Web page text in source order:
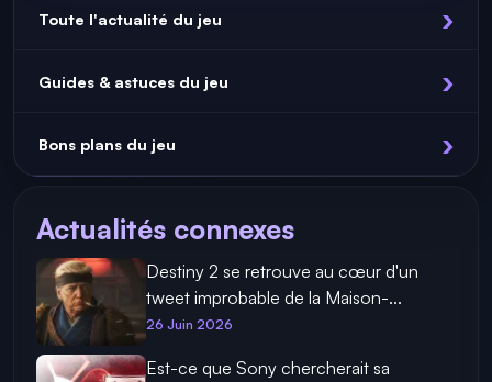
Toute l'actualité du jeu
Guides & astuces du jeu
Bons plans du jeu
Actualités connexes
Destiny 2 se retrouve au cœur d'un
tweet improbable de la Maison-...
26 Juin 2026
Est-ce que Sony chercherait sa